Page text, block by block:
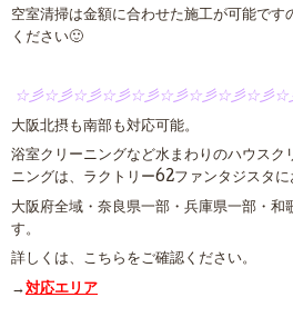
空室清掃は金額に合わせた施工が可能です
ください🙂
☆彡☆彡☆彡☆彡☆彡☆彡☆彡☆彡☆彡☆
大阪北摂も南部も対応可能。
浴室クリーニングなど水まわりのハウスク
ニングは、ラクトリー62ファンタジスタに
大阪府全域・奈良県一部・兵庫県一部・
す。
詳しくは、こちらをご確認ください。
→対応エリア